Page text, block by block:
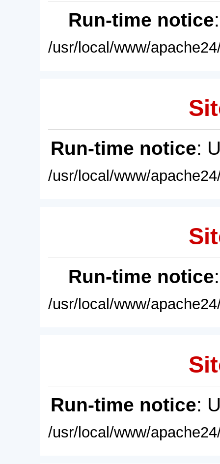
Run-time notice
/usr/local/www/
Run-time notice:
/usr/local/www/
Run-time notice
/usr/local/www/
Run-time notice:
/usr/local/www/